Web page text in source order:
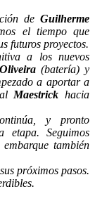
de Guilherme
el tiempo que
futuros proyectos.
a los nuevos
(batería) y
a aportar a
Maestrick hacia
y pronto
etapa. Seguimos
también
próximos pasos.